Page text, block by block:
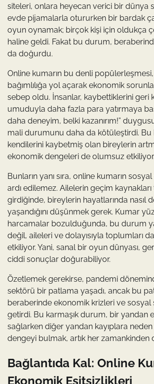
siteleri, onlara heyecan verici bir dünya
evde pijamalarla otururken bir bardak
oyun oynamak; birçok kişi için oldukça
haline geldi. Fakat bu durum,
da doğurdu.
Online kumarın bu denli
bağımlılığa yol açarak ekonomik
sebep oldu. İnsanlar, kaybettiklerini geri
umuduyla daha fazla para yatırmaya
daha deneyim, belki kazanırım!”
mali durumunu daha da kötüleştirdi. Bu
kendilerini kaybetmiş olan bireylerin
ekonomik dengeleri de olumsuz etkiliyor.
Bunların yanı sıra, online kumarın
ardı edilemez. Ailelerin geçim
girdiğinde, bireylerin hayatlarında nasıl
yaşandığını düşünmek gerek. Kumar
harcamalar bozulduğunda, bu durum
değil, aileleri ve dolayısıyla toplumları
etkiliyor. Yani, sanal bir oyun dünyası,
ciddi sonuçlar doğurabiliyor.
Özetlemek gerekirse, pandemi
sektörü bir patlama yaşadı, ancak bu
beraberinde ekonomik krizleri ve sosyal
getirdi. Bu karmaşık durum, bir yandan
sağlarken diğer yandan kayıplara
dengeyi bulmak, artık her zamankinden
Bağlantıda Kal: Online
Ekonomik Eşitsizlikleri